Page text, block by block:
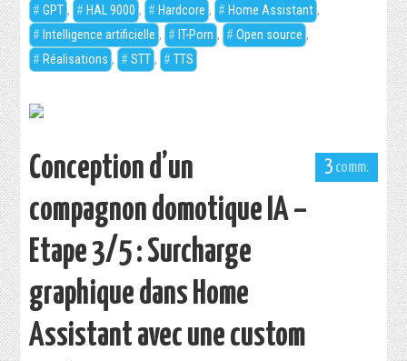
GPT , HAL 9000 , Hardcore , Home Assistant ,
Intelligence artificielle , IT-Porn , Open source ,
Réalisations , STT , TTS
3
Conception d’un
compagnon domotique IA –
Etape 3/5 : Surcharge
graphique dans Home
Assistant avec une custom